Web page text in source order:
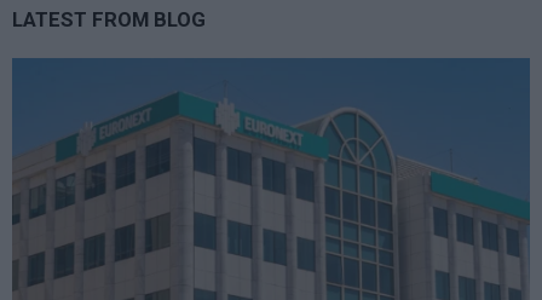
LATEST FROM BLOG